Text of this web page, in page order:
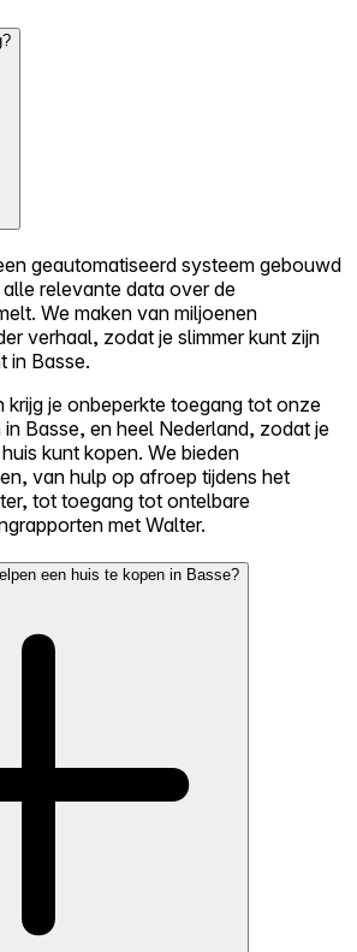
geautomatiseerd systeem gebouwd
relevante data over de
We maken van miljoenen
verhaal, zodat je slimmer kunt zijn
in Basse.
krijg je onbeperkte toegang tot onze
Basse, en heel Nederland, zodat je
kunt kopen. We bieden
van hulp op afroep tijdens het
tot toegang tot ontelbare
met Walter.
een huis te kopen in Basse?